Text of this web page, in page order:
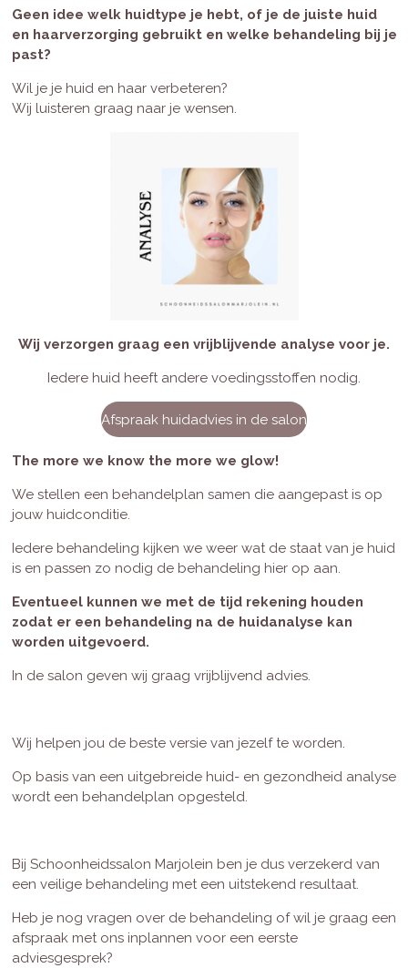
Geen idee welk huidtype je hebt, of je de juiste huid
en haarverzorging gebruikt en welke behandeling bij je
past?
Wil je je huid en haar verbeteren?
Wij luisteren graag naar je wensen.
Wij verzorgen graag een vrijblijvende analyse voor je.
Iedere huid heeft andere voedingsstoffen nodig.
Afspraak huidadvies in de salon
The more we know the more we glow!
We stellen een behandelplan samen die aangepast is op
jouw huidconditie.
Iedere behandeling kijken we weer wat de staat van je huid
is en passen zo nodig de behandeling hier op aan.
Eventueel kunnen we met de tijd rekening houden
zodat er een behandeling na de huidanalyse kan
worden uitgevoerd.
In de salon geven wij graag vrijblijvend advies.
Wij helpen jou de beste versie van jezelf te worden.
Op basis van een uitgebreide huid- en gezondheid analyse
wordt een behandelplan opgesteld.
Bij Schoonheidssalon Marjolein ben je dus verzekerd van
een veilige behandeling met een uitstekend resultaat.
Heb je nog vragen over de behandeling of wil je graag een
afspraak met ons inplannen voor een eerste
adviesgesprek?